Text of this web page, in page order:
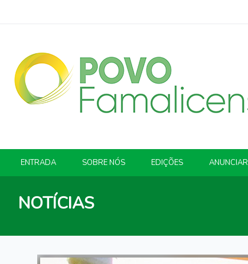
ENTRADA SOBRE NÓS EDIÇÕES ANUNCIAR
NOTÍCIAS